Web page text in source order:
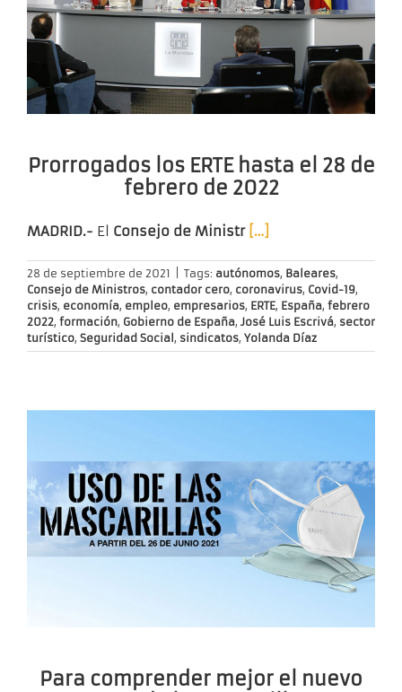
Prorrogados los ERTE hasta el 28 de
febrero de 2022
MADRID.- El Consejo de Ministr […]
28 de septiembre de 2021 Tags: autónomos, Baleares,
Consejo de Ministros, contador cero, coronavirus, Covid-19,
crisis, economía, empleo, empresarios, ERTE, España, febrero
2022, formación, Gobierno de España, José Luis Escrivá, sector
turístico, Seguridad Social, sindicatos, Yolanda Díaz
Para comprender mejor el nuevo